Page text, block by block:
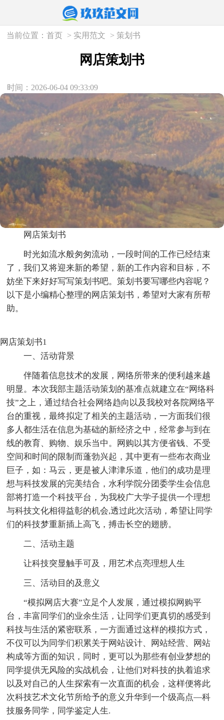
当前位置：首页 > 实用范文 > 策划书
网店策划书
时间：2026-06-04 09:33:09
网店策划书
时光如流水般匆匆流动，一段时间的工作已经结束
了，我们又将迎来新的希望，新的工作内容和目标，不
妨坐下来好好写写策划书吧。策划书要写哪些内容呢？
以下是小编精心整理的网店策划书，希望对大家有所帮
助。
网店策划书1
一、活动背景
伴随着信息技术的发展，网络所带来的便利越来越
明显。本次我部主题活动策划的基准点就建立在“网络科
技”之上，通过结合社会网络趋向以及我校对各院网络平
台的重视，最终拟定了相关的主题活动，一方面我们很
多人都生活在信息为基础的新经济之中，经常参与到在
线的教育、购物、娱乐当中。网购以其方便省钱、不受
空间和时间的限制而蓬勃兴起，其中更有一些布衣商业
巨子，如：马云，更是被人津津乐道，他们的成功是理
想与科技发展的完美结合，水利学院分团委学生会信息
部将打造一个科技平台，为我校广大学子提供一个理想
与科技文化相得益彰的机会,透过此次活动，希望让同学
们的科技梦重新插上高飞，搏击长空的翅膀。
二、活动主题
让科技突显触手可及，用艺术点亮理想人生
三、活动目的及意义
“模拟网店大赛”立足个人发展，通过模拟网购平
台，丰富同学们的业余生活，让同学们更真切的感受到
科技与生活的紧密联系，一方面通过这样的模拟方式，
不仅可以为同学们积累关于网站设计、网站经营、网站
构成等方面的知识，同时，更可以为那些有创业梦想的
同学提供无风险的实战机会，让他们对科技的执着追求
以及对自己的人生探索有一次直面的机会，这样便将此
次科技艺术文化节所给予的意义升华到一个级高点—科
技服务同学，同学鉴定人生.